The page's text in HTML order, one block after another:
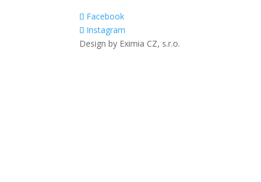
Facebook
Instagram
Design by Eximia CZ, s.r.o.